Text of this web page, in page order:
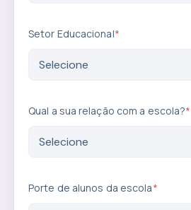
Setor Educacional*
Qual a sua relação com a escola?*
Porte de alunos da escola*